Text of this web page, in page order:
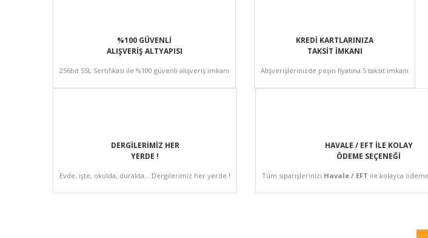
%100 GÜVENLİ
ALIŞVERİŞ ALTYAPISI
256bit SSL Sertifikası ile %100 güvenli alışveriş imkanı
KREDİ KARTLARINIZA
TAKSİT İMKANI
Alışverişlerinizde peşin fiyatına 5 taksit imkanı
DERGİLERİMİZ HER
YERDE !
Evde, işte, okulda, durakta... Dergilerimiz her yerde !
HAVALE / EFT İLE KOLAY
ÖDEME SEÇENEĞİ
Tüm siparişlerinizi Havale / EFT ile kolayca